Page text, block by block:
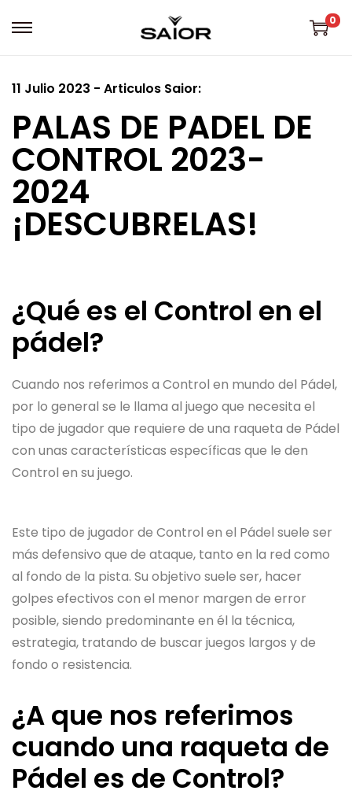
0
11 Julio 2023 - Articulos Saior:
PALAS DE PADEL DE
CONTROL 2023-
2024
¡DESCUBRELAS!
¿Qué es el Control en el
pádel?
Cuando nos referimos a Control en mundo del Pádel,
por lo general se le llama al juego que necesita el
tipo de jugador que requiere de una raqueta de Pádel
con unas características específicas que le den
Control en su juego.
Este tipo de jugador de Control en el Pádel suele ser
más defensivo que de ataque, tanto en la red como
al fondo de la pista. Su objetivo suele ser, hacer
golpes efectivos con el menor margen de error
posible, siendo predominante en él la técnica,
estrategia, tratando de buscar juegos largos y de
fondo o resistencia.
¿A que nos referimos
cuando una raqueta de
Pádel es de Control?